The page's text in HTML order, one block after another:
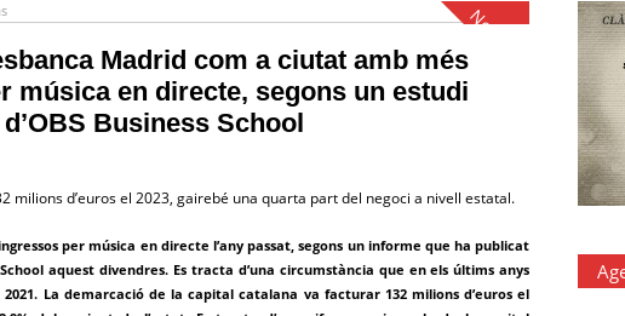
Notícies
Madrid com a ciutat amb més
música en directe, segons un estudi
d’OBS Business School
milions d’euros el 2023, gairebé una quarta part del negoci a nivell estatal.
per música en directe l’any passat, segons un informe que ha publicat
School aquest divendres. Es tracta d’una circumstància que en els últims anys
2021. La demarcació de la capital catalana va facturar 132 milions d’euros el